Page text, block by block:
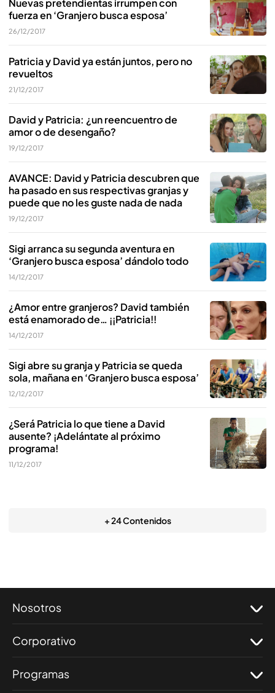
Nuevas pretendientas irrumpen con
fuerza en ‘Granjero busca esposa’
26/12/2017
Patricia y David ya están juntos, pero no
revueltos
21/12/2017
David y Patricia: ¿un reencuentro de
amor o de desengaño?
19/12/2017
AVANCE: David y Patricia descubren que
ha pasado en sus respectivas granjas y
puede que no les guste nada de nada
19/12/2017
Sigi arranca su segunda aventura en
‘Granjero busca esposa’ dándolo todo
14/12/2017
¿Amor entre granjeros? David también
está enamorado de… ¡¡Patricia!!
14/12/2017
Sigi abre su granja y Patricia se queda
sola, mañana en ‘Granjero busca esposa’
12/12/2017
¿Será Patricia lo que tiene a David
ausente? ¡Adelántate al próximo
programa!
11/12/2017
+ 24 Contenidos
Nosotros
Corporativo
Programas